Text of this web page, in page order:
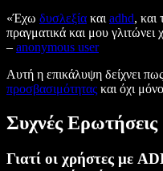
«Έχω δυσλεξία και adhd, και
πραγματικά και μου γλιτώνει
– anonymous user
Αυτή η επικάλυψη δείχνει
προσβασιμότητας και όχι
Συχνές Ερωτήσεις
Γιατί οι χρήστες με